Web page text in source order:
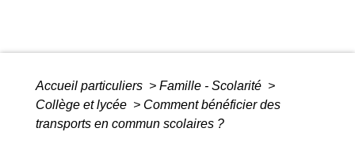
Accueil particuliers > Famille - Scolarité >
Collège et lycée > Comment bénéficier des
transports en commun scolaires ?